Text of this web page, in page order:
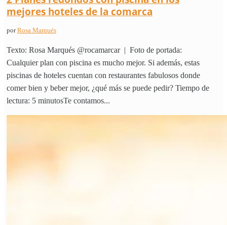
mejores hoteles de la comarca
porRosa Marqués
Texto: Rosa Marqués @rocamarcar | Foto de portada:
Cualquier plan con piscina es mucho mejor. Si además, estas
piscinas de hoteles cuentan con restaurantes fabulosos donde
comer bien y beber mejor, ¿qué más se puede pedir? Tiempo de
lectura: 5 minutosTe contamos...